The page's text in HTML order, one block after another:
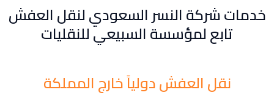
خدمات شركة النسر السعودي لنقل العفش
تابع لمؤسسة السبيعي للنقليات
نقل العفش دولياً خارج المملكة